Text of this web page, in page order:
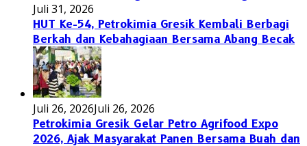
Juli 31, 2026
HUT Ke-54, Petrokimia Gresik Kembali Berbagi
Berkah dan Kebahagiaan Bersama Abang Becak
Juli 26, 2026Juli 26, 2026
Petrokimia Gresik Gelar Petro Agrifood Expo
2026, Ajak Masyarakat Panen Bersama Buah dan